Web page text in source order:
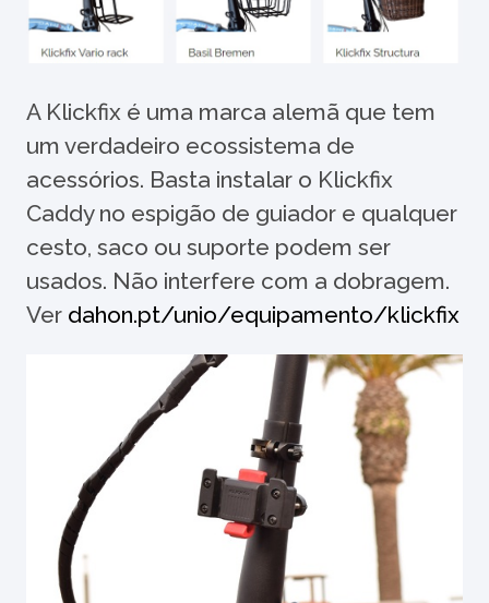
A Klickfix é uma marca alemã que tem
um verdadeiro ecossistema de
acessórios. Basta instalar o Klickfix
Caddy no espigão de guiador e qualquer
cesto, saco ou suporte podem ser
usados. Não interfere com a dobragem.
Ver dahon.pt/unio/equipamento/klickfix